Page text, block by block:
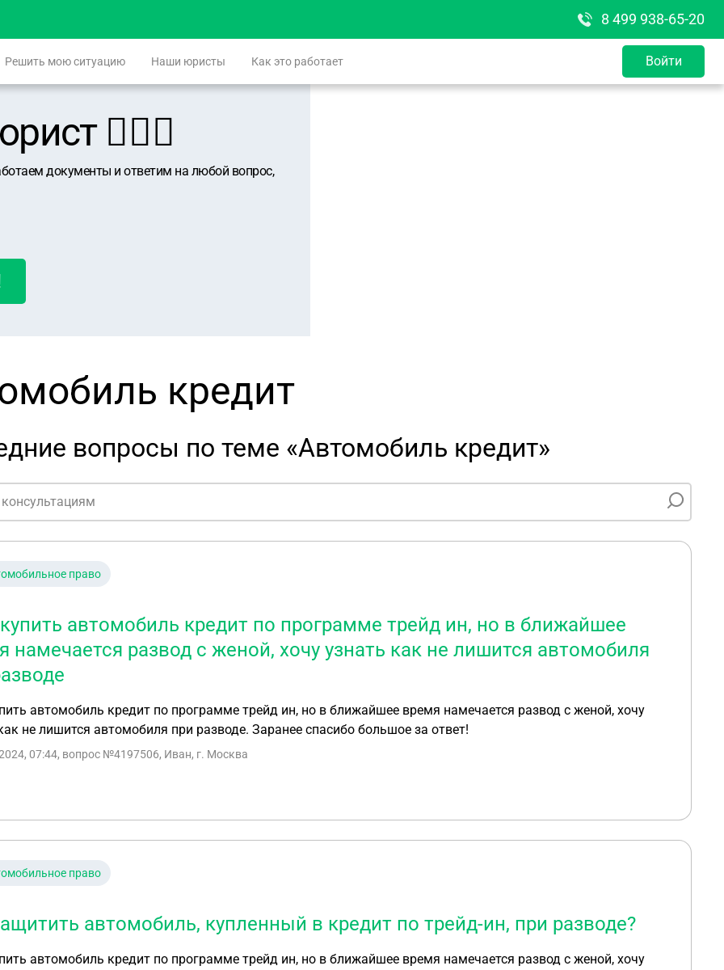
8 499 938-65-20
Решить мою ситуацию Наши юристы Как это работает Войти
👨🏻‍⚖️
документы и ответим на любой вопрос,
кредит
вопросы по теме «Автомобиль кредит»
право
автомобиль кредит по программе трейд ин, но в ближайшее
намечается развод с женой, хочу узнать как не лишится автомобиля
автомобиль кредит по программе трейд ин, но в ближайшее время намечается развод с женой, хочу
не лишится автомобиля при разводе. Заранее спасибо большое за ответ!
07:44, вопрос №4197506, Иван, г. Москва
право
автомобиль, купленный в кредит по трейд-ин, при разводе?
автомобиль кредит по программе трейд ин, но в ближайшее время намечается развод с женой, хочу